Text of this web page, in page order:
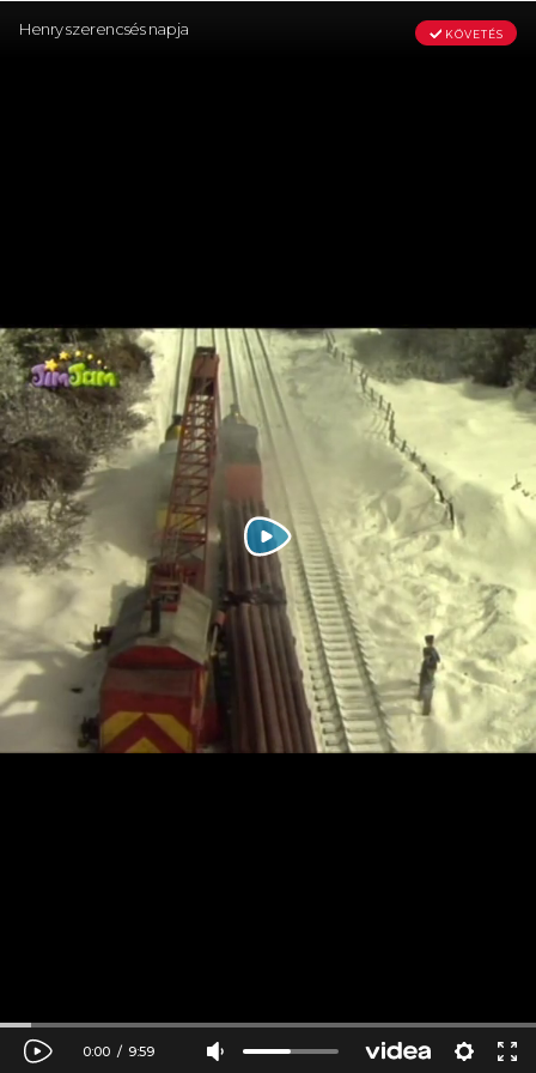
Henry szerencsés napja KÖVETÉS
0:00 / 9:59